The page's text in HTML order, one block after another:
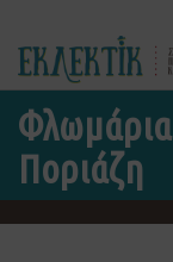
Φλωμάρια
Ποριάζη